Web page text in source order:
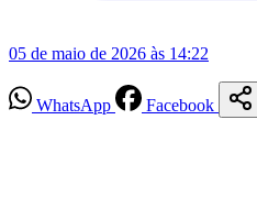
05 de maio de 2026 às 14:22
WhatsApp Facebook